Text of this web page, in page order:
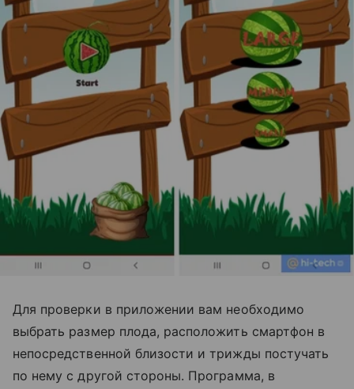
Для проверки в приложении вам необходимо
выбрать размер плода, расположить смартфон в
непосредственной близости и трижды постучать
по нему с другой стороны. Программа, в